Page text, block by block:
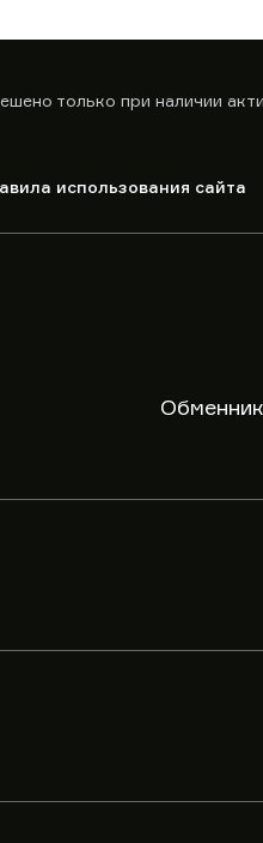
только при наличии
использования сайта